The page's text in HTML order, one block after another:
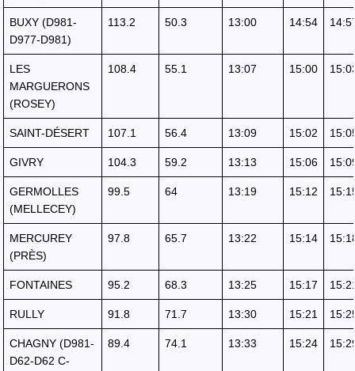
BUXY (D981-
D977-D981)
113.2 50.3 13:00 14:54
LES
MARGUERONS
(ROSEY)
108.4 55.1 13:07 15:00
SAINT-DÉSERT 107.1 56.4 13:09 15:02
GIVRY 104.3 59.2 13:13 15:06
GERMOLLES
(MELLECEY)
99.5 64 13:19 15:12
MERCUREY
(PRÈS)
97.8 65.7 13:22 15:14
FONTAINES 95.2 68.3 13:25 15:17
RULLY 91.8 71.7 13:30 15:21
CHAGNY (D981-
D62-D62 C-
89.4 74.1 13:33 15:24